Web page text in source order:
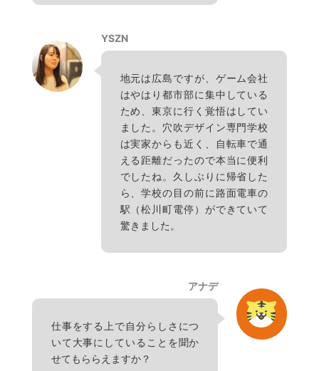
YSZN
地元は広島ですが、ゲーム会社
はやはり都市部に集中している
ため、東京に行く覚悟はしてい
ました。穴吹デザイン専門学校
は実家からも近く、自転車で通
える距離だったので本当に便利
でしたね。久しぶりに帰省した
ら、学校の目の前に路面電車の
駅（松川町電停）ができていて
驚きました。
アナデ
仕事をする上で自分らしさにつ
いて大事にしていることを聞か
せてもららえますか？